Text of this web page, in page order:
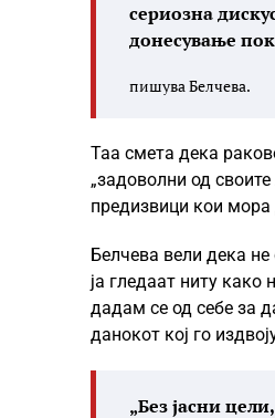
сериозна
донесување
пишува Белчева.
Таа смета дека
„задоволни од
предизвици кои
Белчева вели дека
ја гледаат ниту
дадам се од себе за
данокот кој го
„Без јасни